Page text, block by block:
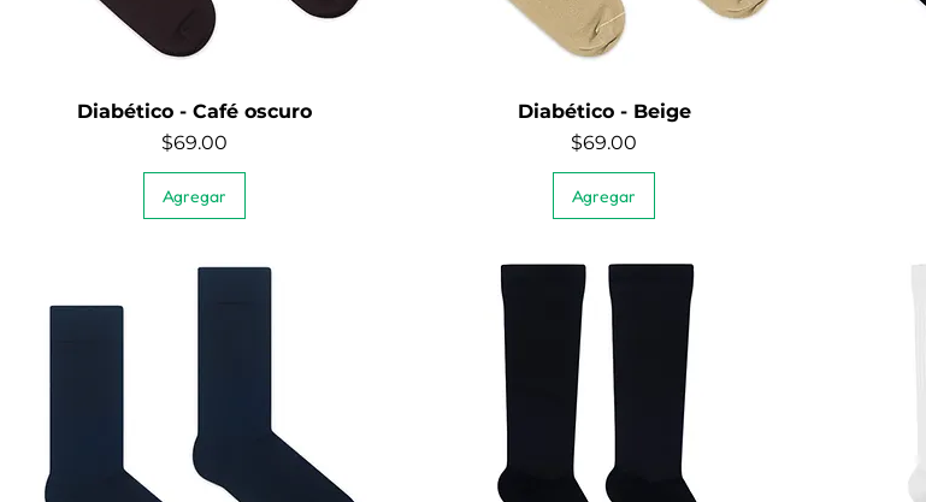
Quick View
Diabético - Café oscuro
Price
$69.00
Agregar
Quick View
Diabético - Beige
Price
$69.00
Agregar